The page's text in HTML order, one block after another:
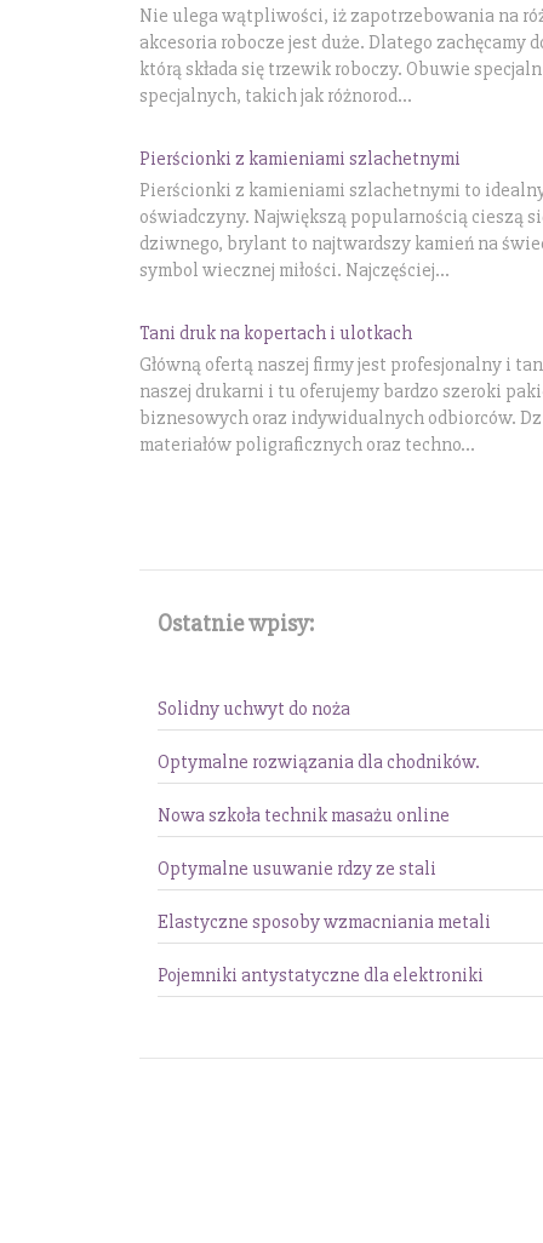
Nie ulega wątpliwości, iż zapotrzebowania na
akcesoria robocze jest duże. Dlatego zachęcamy
którą składa się trzewik roboczy. Obuwie
specjalnych, takich jak różnorod...
Pierścionki z kamieniami szlachetnymi
Pierścionki z kamieniami szlachetnymi to
oświadczyny. Największą popularnością cieszą
dziwnego, brylant to najtwardszy kamień na
symbol wiecznej miłości. Najczęściej...
Tani druk na kopertach i ulotkach
Główną ofertą naszej firmy jest profesjonalny i
naszej drukarni i tu oferujemy bardzo szeroki
biznesowych oraz indywidualnych odbiorców.
materiałów poligraficznych oraz techno...
Ostatnie wpisy:
Solidny uchwyt do noża
Optymalne rozwiązania dla chodników.
Nowa szkoła technik masażu online
Optymalne usuwanie rdzy ze stali
Elastyczne sposoby wzmacniania metali
Pojemniki antystatyczne dla elektroniki